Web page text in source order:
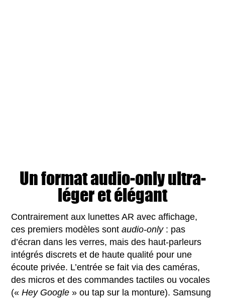
Un format audio-only ultra-
léger et élégant
Contrairement aux lunettes AR avec affichage,
ces premiers modèles sontaudio-only: pas
d’écran dans les verres, mais des haut-parleurs
intégrés discrets et de haute qualité pour une
écoute privée. L’entrée se fait via des caméras,
des micros et des commandes tactiles ou vocales
(«Hey Google » ou tap sur la monture). Samsung